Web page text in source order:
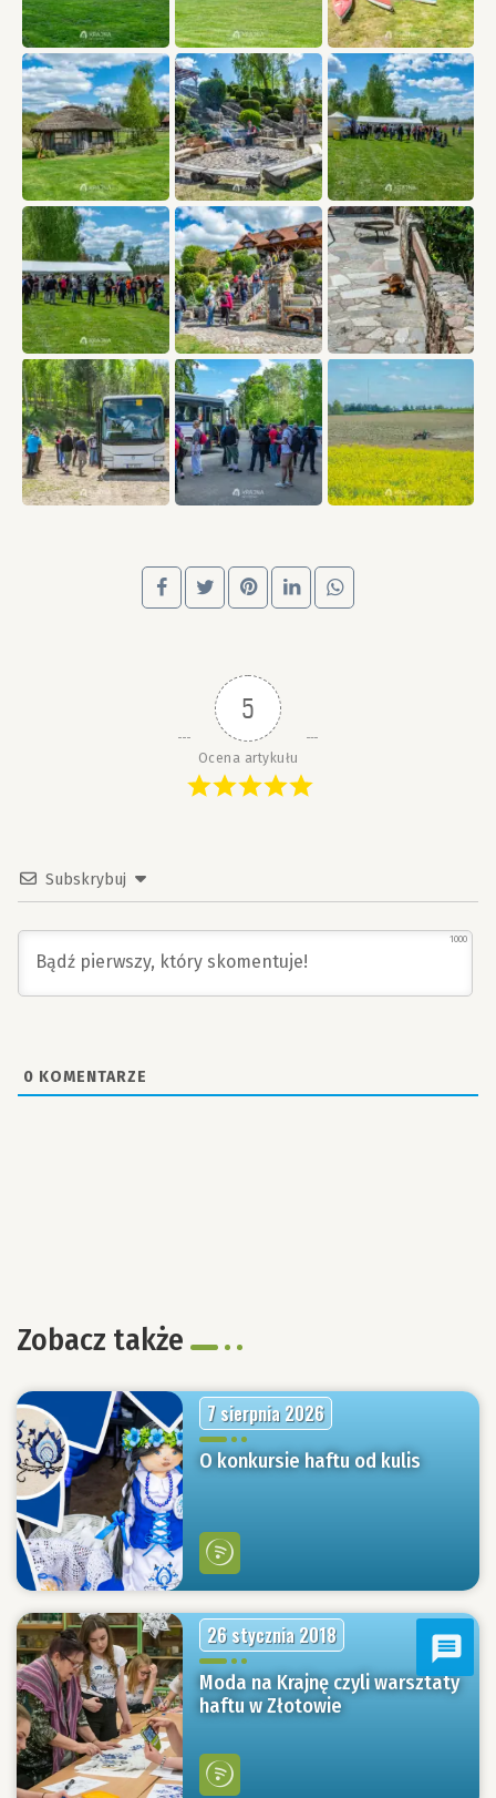
5
Ocena artykułu
Subskrybuj
1000
0 KOMENTARZE
Zobacz także
7 sierpnia 2026
O konkursie haftu od kulis
26 stycznia 2018
Moda na Krajnę czyli warsztaty
haftu w Złotowie